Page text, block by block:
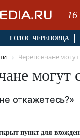
ГОЛОС ЧЕРЕПОВЦА
Череповчане могут
могут
откажетесь?»
пункт для